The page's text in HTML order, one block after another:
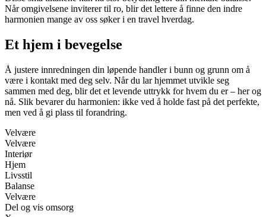
Når omgivelsene inviterer til ro, blir det lettere å finne den indre
harmonien mange av oss søker i en travel hverdag.
Et hjem i bevegelse
Å justere innredningen din løpende handler i bunn og grunn om å
være i kontakt med deg selv. Når du lar hjemmet utvikle seg
sammen med deg, blir det et levende uttrykk for hvem du er – her og
nå. Slik bevarer du harmonien: ikke ved å holde fast på det perfekte,
men ved å gi plass til forandring.
Velvære
Velvære
Interiør
Hjem
Livsstil
Balanse
Velvære
Del og vis omsorg